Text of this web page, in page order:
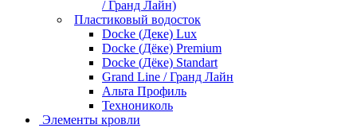
/ Гранд Лайн)
Пластиковый водосток
Docke (Деке) Lux
Docke (Дёке) Premium
Docke (Дёке) Standart
Grand Line / Гранд Лайн
Альта Профиль
Технониколь
Элементы кровли